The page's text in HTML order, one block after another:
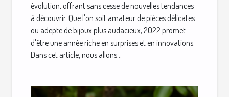
évolution, offrant sans cesse de nouvelles tendances
à découvrir. Que l'on soit amateur de pièces délicates
ou adepte de bijoux plus audacieux, 2022 promet
d'être une année riche en surprises et en innovations.
Dans cet article, nous allons...